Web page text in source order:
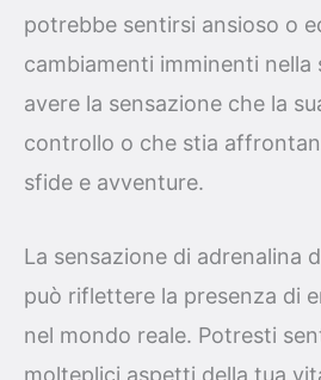
potrebbe sentirsi ansioso o
cambiamenti imminenti nella
avere la sensazione che la
controllo o che stia
sfide e avventure.
La sensazione di adrenalina
può riflettere la presenza di
nel mondo reale. Potresti
molteplici aspetti della tua